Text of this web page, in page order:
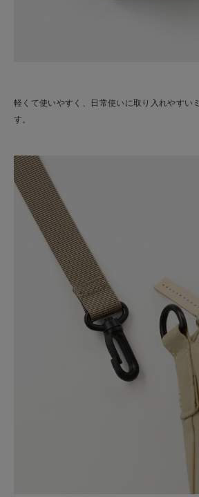
軽くて使いやすく、日常使いに取り入れやすい
す。